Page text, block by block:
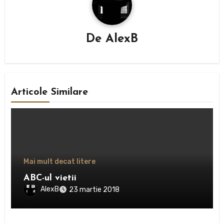
De AlexB
Articole Similare
Mai mult decat litere
ABC-ul vietii
AlexB 23 martie 2018